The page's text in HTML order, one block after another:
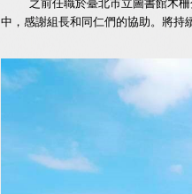
之前任職於臺北市立圖書館木柵
中，感謝組長和同仁們的協助。將持